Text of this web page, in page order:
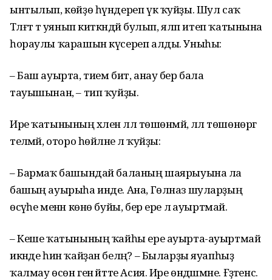
ынтылып, көйҙө һүндереп үк ҡуйҙы. Шул саҡ
Тәлғәт тә уянып киткәндәй булып, ялп итеп ҡатынына
һораулы ҡарашын күсереп алды. Уныһы:
– Баш ауырта, тием бит, анау бер бала
тауышынан, – тип ҡуйҙы.
Ире ҡатынының хәлен әллә төшөнмәй, әллә төшөнөргә
теләмәй, оторо һөйләне лә ҡуйҙы:
– Бармаҡ башындай баланың шаярыуына ла
башың ауырыһа инде. Ана, Гөлназ шуларҙың
өсәүһе менән көнө буйы, бер ере лә ауыртмай.
– Кеше ҡатынының ҡайһы ере ауырта-ауыртмай
икәнде һин ҡайҙан беләң? – Быларҙы яуапһыҙ
ҡалмау өсөн генә әйтте Асия. Ире өндәшмәне. Ғәҙәтенсә.